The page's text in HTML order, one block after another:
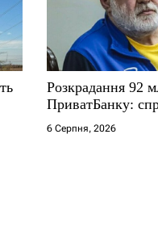
Розкрадання 92
ПриватБанку:
6 Серпня, 2026